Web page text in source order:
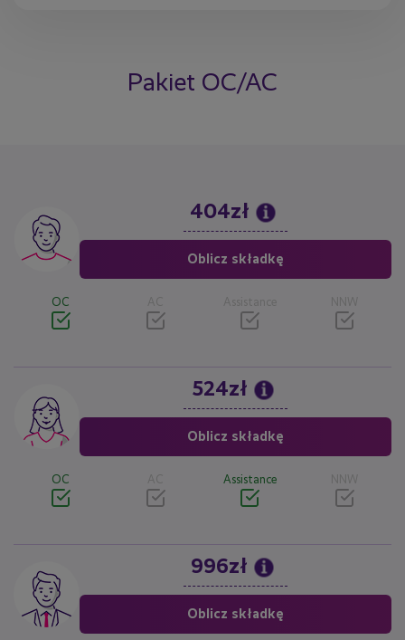
Pakiet OC/AC
Image 404zł
Oblicz składkę
OC AC Assistance NNW
Image 524zł
Oblicz składkę
OC AC Assistance NNW
Image 996zł
Oblicz składkę